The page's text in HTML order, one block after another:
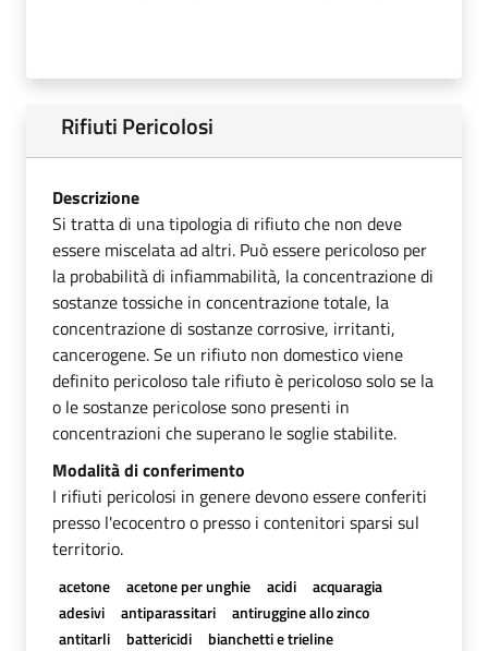
Rifiuti Pericolosi
Descrizione
Si tratta di una tipologia di rifiuto che non deve
essere miscelata ad altri. Può essere pericoloso per
la probabilità di infiammabilità, la concentrazione di
sostanze tossiche in concentrazione totale, la
concentrazione di sostanze corrosive, irritanti,
cancerogene. Se un rifiuto non domestico viene
definito pericoloso tale rifiuto è pericoloso solo se la
o le sostanze pericolose sono presenti in
concentrazioni che superano le soglie stabilite.
Modalità di conferimento
I rifiuti pericolosi in genere devono essere conferiti
presso l'ecocentro o presso i contenitori sparsi sul
territorio.
acetone acetone per unghie acidi
acquaragia
adesivi
antiparassitari
antiruggine allo zinco
antitarli
battericidi
bianchetti e trieline